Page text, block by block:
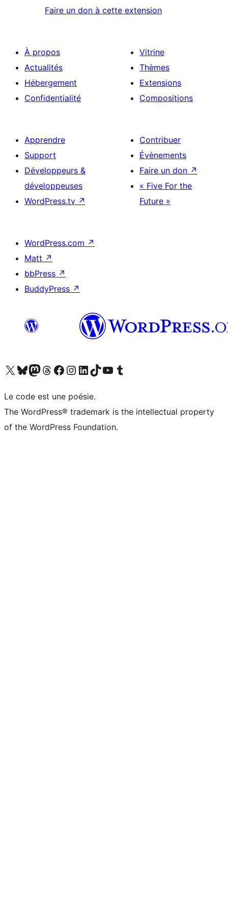
Faire un don à cette extension
À propos
Actualités
Hébergement
Confidentialité
Vitrine
Thèmes
Extensions
Compositions
Apprendre
Support
Développeurs &
développeuses
WordPress.tv ↗
Contribuer
Évènements
Faire un don ↗
« Five For the
Future »
WordPress.com ↗
Matt ↗
bbPress ↗
BuddyPress ↗
Visitez notre compte X (précédemment Twitter)
Visiter notre compte Bluesky
Visiter notre compte Mastodon
Visiter notre compte Threads
Consulter notre compte Facebook
Consulter notre compte Instagram
Consulter notre compte LinkedIn
Visiter notre compte TokTok
Visiter notre chaîne YouTube
Visiter notre compte Tumblr
Le code est une poésie.
The WordPress® trademark is the intellectual property
of the WordPress Foundation.